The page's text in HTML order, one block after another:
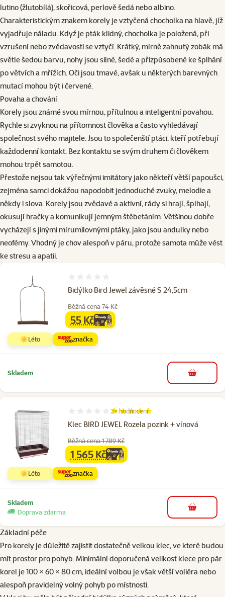
lutino (žlutobílá), skořicová, perlově šedá nebo albino.
Charakteristickým znakem korely je vztyčená chocholka na hlavě, jíž
vyjadřuje náladu. Když je pták klidný, chocholka je položená, při
vzrušení nebo zvědavosti se vztyčí. Krátký, mírně zahnutý zobák má
světle šedou barvu, nohy jsou silné, šedé a přizpůsobené ke šplhání
po větvích a mřížích. Oči jsou tmavé, avšak u některých barevných
mutací mohou být i červené.
Povaha a chování
Korely jsou známé svou mírnou, přítulnou a inteligentní povahou.
Rychle si zvyknou na přítomnost člověka a často vyhledávají
společnost svého majitele. Jsou to společenští ptáci, kteří potřebují
každodenní kontakt. Bez kontaktu se svým druhem či člověkem
mohou trpět samotou.
Přestože nejsou tak výřečnými imitátory jako někteří větší papoušci,
zejména samci dokážou napodobit jednoduché zvuky, melodie a
někdy i slova. Korely jsou zvědavé a aktivní, rády si hrají, šplhají,
okusují hračky a komunikují jemným štěbetáním. Většinou dobře
vycházejí s jinými mírumilovnými ptáky, jako jsou andulky nebo
neofémy. Vhodný je chov alespoň v páru, protože samota může vést
ke stresu a apatii.
Bidýlko Bird Jewel závěsné S 24,5cm
Běžná cena 74 Kč
familycena
55 Kč
☀️Léto značka
Skladem do košíku
Klec BIRD JEWEL Rozela pozink + vínová
Hodnocení 100%, počet hodnocení: 2
2× hodnocení
Běžná cena 1 789 Kč
familycena
1 565 Kč
☀️Léto značka
Skladem
Doprava zdarma
do košíku
Základní péče
Pro korely je důležité zajistit dostatečně velkou klec, ve které budou
mít prostor pro pohyb. Minimální doporučená velikost klece pro pár
korel je 100 × 60 × 80 cm, ideální volbou je však větší voliéra nebo
alespoň pravidelný volný pohyb po místnosti.